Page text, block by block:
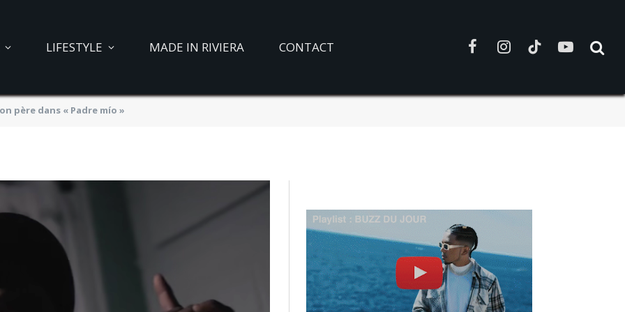
LIFESTYLE MADE IN RIVIERA CONTACT FacebookInstagramTikTokYouTube
père dans « Padre mío »
à son père